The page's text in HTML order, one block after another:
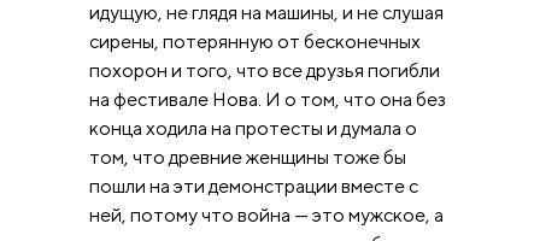
идущую, не глядя на машины, и не слушая
сирены, потерянную от бесконечных
похорон и того, что все друзья погибли
на фестивале Нова. И о том, что она без
конца ходила на протесты и думала о
том, что древние женщины тоже бы
пошли на эти демонстрации вместе с
ней, потому что война — это мужское, а